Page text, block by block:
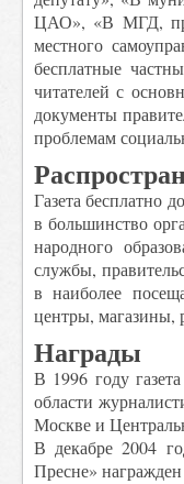
ЦАО», «В МГД,
местного
бесплатные
читателей с
документы
проблемам
Газета бесплатно
в большинство
народного
службы,
в наиболее
центры, магазины,
Награды
В 1996 году
области
Москве и
В декабре 2004
Пресне»